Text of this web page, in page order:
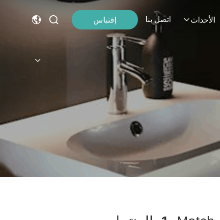
الأحداث اتصل بنا إقتباس